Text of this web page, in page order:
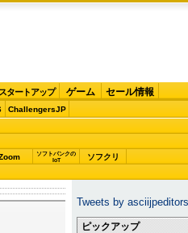
スタートアップ ゲーム セール情報
ChallengersJP
ソフトバンクの
IoT
ソフクリ
Tweets by asciijpeditors
ピックアップ